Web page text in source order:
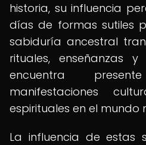
historia, su influencia
días de formas sutiles
sabiduría ancestral
rituales, enseñanzas
encuentra
manifestaciones
espirituales en el mundo
La influencia de estas